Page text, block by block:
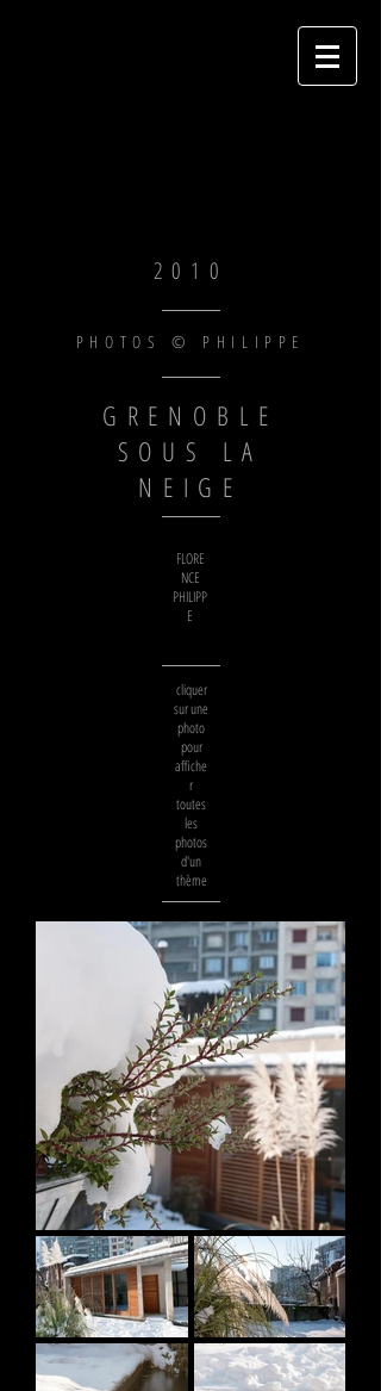
2010
PHOTOS © PHILIPPE
GRENOBLE
SOUS LA
NEIGE
FLORE
NCE
PHILIPP
E
cliquer
sur une
photo
pour
affiche
r
toutes
les
photos
d'un
thème